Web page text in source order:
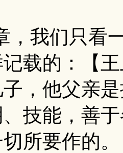
们只看一
记载的：【
，他父亲
技能，善
所要作的。